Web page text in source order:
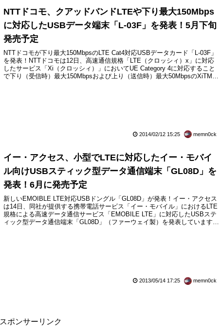
NTTドコモ、クアッドバンドLTEや下り最大150Mbps
に対応したUSBデータ端末「L-03F」を発表！5月下旬
発売予定
NTTドコモが下り最大150MbpsのLTE Cat4対応USBデータカード「L-03F」
を発表！NTTドコモは12日、高速通信規格「LTE（クロッシィ）x」に対応
したサービス「Xi（クロッシィ）」においてUE Category 4に対応すること
で下り（受信時）最大150Mbpsおよび上り（送信時）最大50MbpsのXiTM超
2014/02/12 15:25 memn0ck
イー・アクセス、小型でLTEに対応したイー・モバイ
ル向けUSBスティック型データ通信端末「GL08D」を
発表！6月に発売予定
新しいEMOIBLE LTE対応USBドングル「GL08D」が発表！イー・アクセス
は14日、同社が提供する携帯電話サービス「イー・モバイル」におけるLTE
規格による高速データ通信サービス「EMOBILE LTE」に対応したUSBステ
ィック型データ通信端末「GL08D」（ファーウェイ製）を発表しています。
2013/05/14 17:25 memn0ck
スポンサーリンク